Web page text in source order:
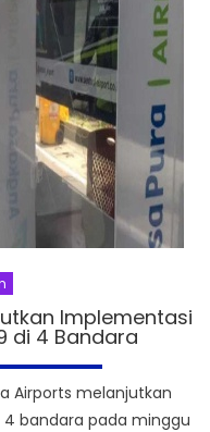
Implementasi
di 4 Bandara
Airports melanjutkan
bandara pada minggu